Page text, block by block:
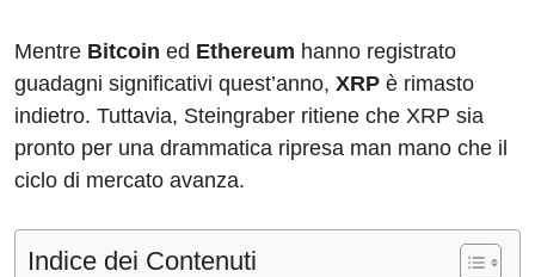
Mentre Bitcoin ed Ethereum hanno registrato
guadagni significativi quest’anno, XRP è rimasto
indietro. Tuttavia, Steingraber ritiene che XRP sia
pronto per una drammatica ripresa man mano che il
ciclo di mercato avanza.
Indice dei Contenuti